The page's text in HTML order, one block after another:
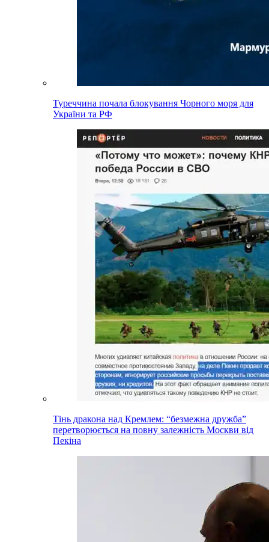
Туреччина почала блокування Чорного моря для
України та РФ
Тінь дракона над Кремлем: “безмежна дружба”
перетворюється на повну залежність Москви від
Пекіна